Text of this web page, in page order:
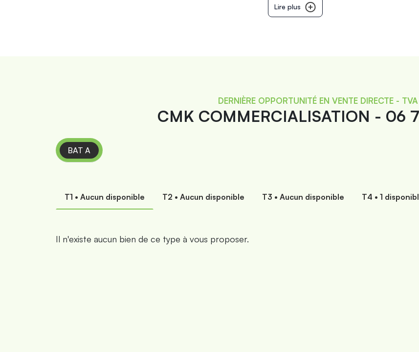
Lire plus
DERNIÈRE OPPORTUNITÉ EN VENTE DIRECTE -
CMK COMMERCIALISATION - 06
BAT A
T1 • Aucun disponible T2 • Aucun disponible T3 • Aucun disponible T4 • 1
Il n'existe aucun bien de ce type à vous proposer.